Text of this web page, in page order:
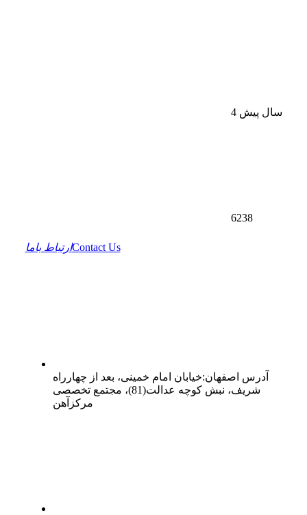
4 سال پیش
6238
ارتباط باماContact Us
آدرس اصفهان:خیابان امام خمینی، بعد از چهارراه
شریف، نبش کوچه عدالت(81)، مجتمع تخصصی
مرکزآهن